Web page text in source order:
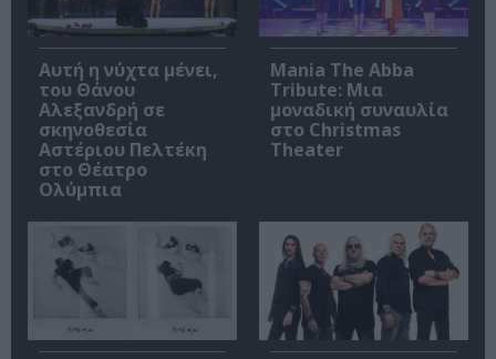
Αυτή η νύχτα μένει,
του Θάνου
Αλεξανδρή σε
σκηνοθεσία
Αστέριου Πελτέκη
στο Θέατρο
Ολύμπια
Mania The Abba
Tribute: Μια
μοναδική συναυλία
στο Christmas
Theater